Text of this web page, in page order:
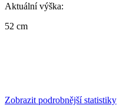
Aktuální výška:
52 cm
Zobrazit podrobnější statistiky